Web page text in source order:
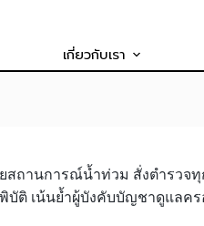
เกี่ยวกับเรา
สถานการณ์น้ำท่วม สั่งตำรว
ติ เน้นย้ำผู้บังคับบัญชาดูแลคร